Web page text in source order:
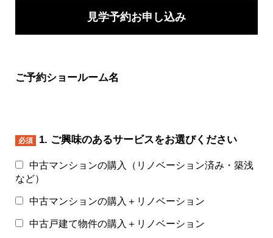
見学予約お申し込み
ご予約ショールーム名
必須 1. ご興味のあるサービスをお選びください
中古マンションの購入（リノベーション済み・築浅
など）
中古マンションの購入＋リノベーション
中古戸建て物件の購入＋リノベーション